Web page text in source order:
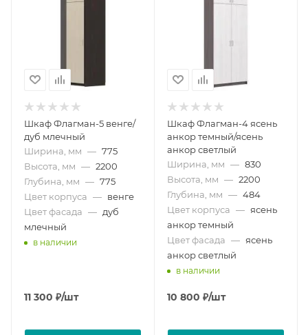
Шкаф Флагман-5 венге/
дуб млечный
Ширина, мм — 775
Высота, мм — 2200
Глубина, мм — 775
Цвет корпуса — венге
Цвет фасада — дуб
млечный
в наличии
11 300 ₽/шт
Шкаф Флагман-4 ясень
анкор темный/ясень
анкор светлый
Ширина, мм — 830
Высота, мм — 2200
Глубина, мм — 484
Цвет корпуса — ясень
анкор темный
Цвет фасада — ясень
анкор светлый
в наличии
10 800 ₽/шт